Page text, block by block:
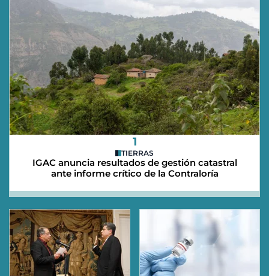
1
TIERRAS
IGAC anuncia resultados de gestión catastral
ante informe crítico de la Contraloría